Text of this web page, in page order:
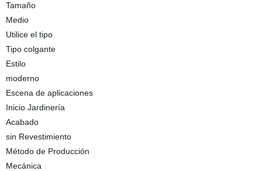
Tamaño
Medio
Utilice el tipo
Tipo colgante
Estilo
moderno
Escena de aplicaciones
Inicio Jardinería
Acabado
sin Revestimiento
Método de Producción
Mecánica